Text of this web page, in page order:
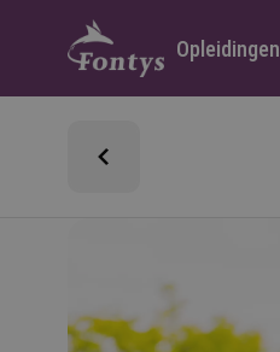
Hoofdmenu
Opleidingen